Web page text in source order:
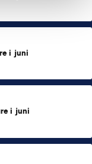
i juni
i juni